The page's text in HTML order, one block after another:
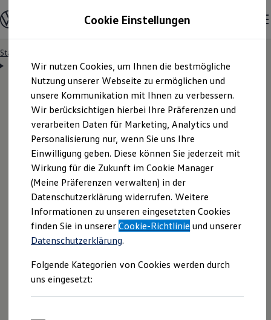
Hauptinhalt
springen
Footer
springen
Modelle & Konfigurator
Nutzfahrzeugkategorien entdecken
Modelle konfigurieren
Vorgängermodelle und Oldtimer
Vorgängermodelle
Oldtimer
Bulli Historie
Branchenlösungen & Gewerbekunden
Umbaulösungen und Hersteller finden
Auf- und Umbauten entdecken & konfigurieren
Groß- und Sonderkunden
Großkunden
Kommunen & Behörden
Journalisten
Sportvereine
Branchenlösungen
Bau & Handwerk
Gewerbliche Personenbeförderung
Service & mobile Werkstätten
Kurier, Logistik & Handel
Feuerwehr
Rettungsdienste
ONE Business ID Vorteile
Fahrzeugsuche & Marktplatz
Startseite
Servicetermin anfragen
Servicetermin bequem
online anfragen
Nutzen Sie unser Onlineformular, um schnell und
unkompliziert einen Servicetermin bei Ihrem
Volkswagen NutzfahrzeugePartner anzufragen.
Cookie Einstellungen
Wir nutzen Cookies, um Ihnen die bestmögliche
Nutzung unserer Webseite zu ermöglichen und
unsere Kommunikation mit Ihnen zu verbessern.
Wir berücksichtigen hierbei Ihre Präferenzen und
verarbeiten Daten für Marketing, Analytics und
Personalisierung nur, wenn Sie uns Ihre
Einwilligung geben. Diese können Sie jederzeit mit
Wirkung für die Zukunft im Cookie Manager
(Meine Präferenzen verwalten) in der
Datenschutzerklärung widerrufen. Weitere
Informationen zu unseren eingesetzten Cookies
finden Sie in unsererCookie-Richtlinie und unserer
Datenschutzerklärung.
Folgende Kategorien von Cookies werden durch
uns eingesetzt: